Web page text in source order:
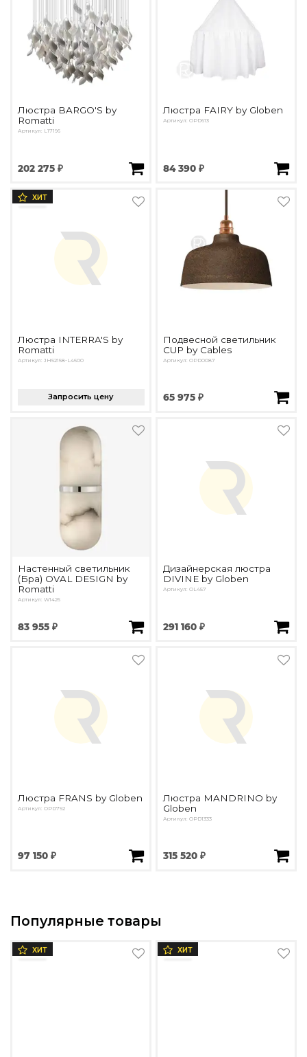
Люстра BARGO'S by
Romatti
Артикул: L17196
202 275 ₽
Люстра FAIRY by Globen
Артикул: OPD613
84 390 ₽
ХИТ
Люстра INTERRA'S by
Romatti
Артикул: JH52158-L4600
Запросить цену
Подвесной светильник
CUP by Cables
Артикул: OPD0087
65 975 ₽
Настенный светильник
(Бра) OVAL DESIGN by
Romatti
Артикул: W1426
83 955 ₽
Дизайнерская люстра
DIVINE by Globen
Артикул: OL457
291 160 ₽
Люстра FRANS by Globen
Артикул: OPD792
97 150 ₽
Люстра MANDRINO by
Globen
Артикул: OPD1333
315 520 ₽
Популярные товары
ХИТ ХИТ